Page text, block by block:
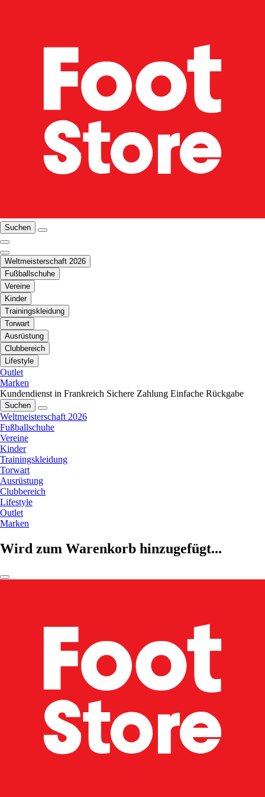
Suchen
Weltmeisterschaft 2026
Fußballschuhe
Vereine
Kinder
Trainingskleidung
Torwart
Ausrüstung
Clubbereich
Lifestyle
Outlet
Marken
Kundendienst in Frankreich Sichere Zahlung Einfache Rückgabe
Suchen
Weltmeisterschaft 2026
Fußballschuhe
Vereine
Kinder
Trainingskleidung
Torwart
Ausrüstung
Clubbereich
Lifestyle
Outlet
Marken
Wird zum Warenkorb hinzugefügt...